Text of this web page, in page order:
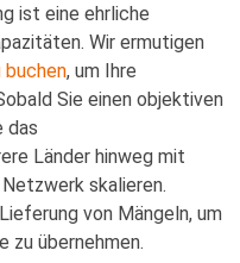
ist eine ehrliche
Wir ermutigen
buchen, um Ihre
Sie einen objektiven
das
Länder hinweg mit
skalieren.
von Mängeln, um
übernehmen.